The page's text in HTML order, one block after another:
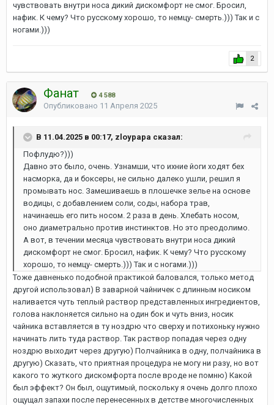
чувствовать внутри носа дикий дискомфорт не смог. Бросил,
нафик. К чему? Что русскому хорошо, то немцу- смерть.))) Так и с
ногами.)))
2
Фанат 4 588
Опубликовано 11 Апреля 2025
В 11.04.2025 в 00:17, zloypapa сказал:
Пофлудю?)))
Давно это было, очень. Узнамши, что ихние йоги ходят бех
насморка, да и боксеры, не сильно далеко ушли, решил я
промывать нос. Замешиваешь в плошечке зелье на основе
водицы, с добавлением соли, соды, набора трав,
начинаешь его пить носом. 2 раза в день. Хлебать носом,
оно диаметрально против инстинктов. Но это преодолимо.
А вот, в течении месяца чувствовать внутри носа дикий
дискомфорт не смог. Бросил, нафик. К чему? Что русскому
хорошо, то немцу- смерть.))) Так и с ногами.)))
Тоже давненько подобной практикой баловался, только метод
другой использовал) В заварной чайничек с длинным носиком
наливается чуть теплый раствор представленных ингредиентов,
голова наклоняется сильно на один бок и чуть вниз, носик
чайника вставляется в ту ноздрю что сверху и потихоньку нужно
начинать лить туда раствор. Так раствор попадая через одну
ноздрю выходит через другую) Полчайника в одну, полчайника в
другую) Сказать, что приятная процедура не могу ни разу, но вот
какого то жуткого дискомфорта после вроде не помню) Какой
был эффект? Он был, ощутимый, поскольку я очень долго плохо
ощущал запахи после перенесенных в детстве многочисленных